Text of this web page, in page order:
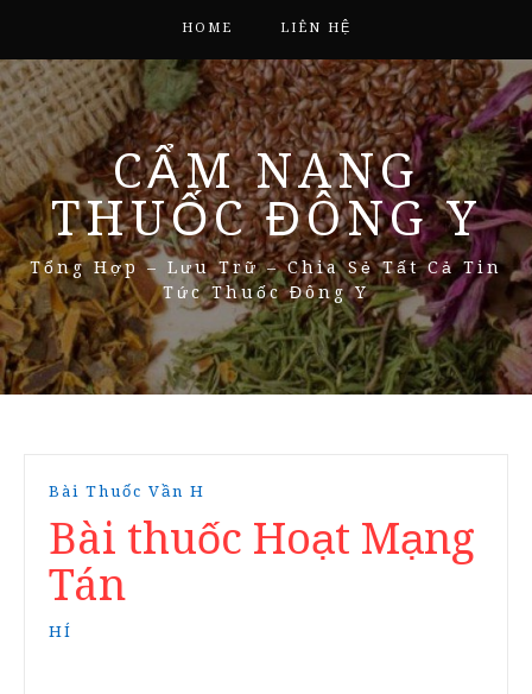
HOME LIÊN HỆ
CẨM NANG
THUỐC ĐÔNG Y
Tổng Hợp – Lưu Trữ – Chia Sẻ Tất Cả Tin
Tức Thuốc Đông Y
Bài Thuốc Vần H
Bài thuốc Hoạt Mạng
Tán
HÍ